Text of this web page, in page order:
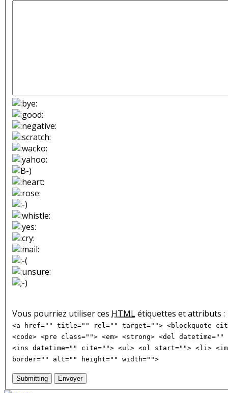
Vous pourriez utiliser ces HTMLétiquettes et attributs :
<a href="" title="" rel="" target=""> <blockquote
<code> <pre class=""> <em> <strong> <del
<ins datetime="" cite=""> <ul> <ol start=""> <li>
border="" alt="" height="" width="">
Submitting Envoyer